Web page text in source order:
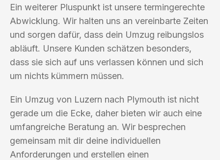
Ein weiterer Pluspunkt ist unsere termingerechte
Abwicklung. Wir halten uns an vereinbarte Zeiten
und sorgen dafür, dass dein Umzug reibungslos
abläuft. Unsere Kunden schätzen besonders,
dass sie sich auf uns verlassen können und sich
um nichts kümmern müssen.
Ein Umzug von Luzern nach Plymouth ist nicht
gerade um die Ecke, daher bieten wir auch eine
umfangreiche Beratung an. Wir besprechen
gemeinsam mit dir deine individuellen
Anforderungen und erstellen einen